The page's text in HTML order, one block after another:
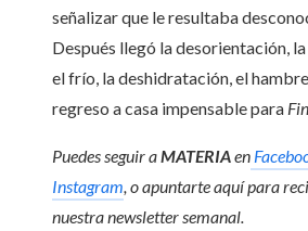
señalizar que le resultaba
Después llegó la desorientación,
el frío, la deshidratación, el
regreso a casa impensable para
Puedes seguir aMATERIAen
Instagram, o apuntarte aquí para
nuestra newsletter semanal.